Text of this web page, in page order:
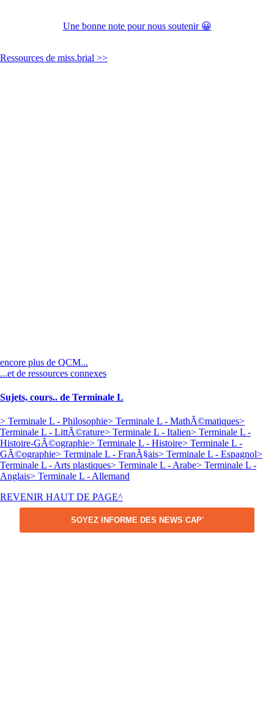
Une bonne note pour nous soutenir 😀
Ressources de miss.brial >>
encore plus de QCM...
...et de ressources connexes
Sujets, cours.. de Terminale L
> Terminale L - Philosophie> Terminale L - MathÃ©matiques>
Terminale L - LittÃ©rature> Terminale L - Italien> Terminale L -
Histoire-GÃ©ographie> Terminale L - Histoire> Terminale L -
GÃ©ographie> Terminale L - FranÃ§ais> Terminale L - Espagnol>
Terminale L - Arts plastiques> Terminale L - Arabe> Terminale L -
Anglais> Terminale L - Allemand
REVENIR HAUT DE PAGE^
SOYEZ INFORME DES NEWS CAP'